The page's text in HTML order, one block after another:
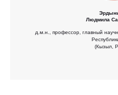
Людмила
д.м.н., профессор, главный
(Кызыл,